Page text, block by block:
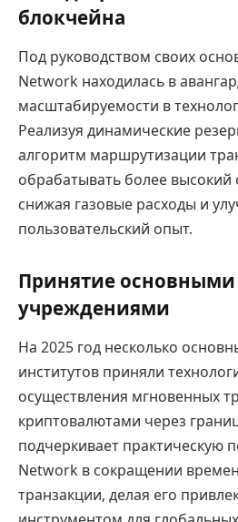
блокчейна
Под руководством своих
Network находилась в
масштабируемости в
Реализуя динамические
алгоритм маршрутизации
обрабатывать более
снижая газовые расходы и
пользовательский опыт.
Принятие
учреждениями
На 2025 год несколько
институтов приняли
осуществления мгновенных
криптовалютами через
подчеркивает практическую
Network в сокращении
транзакции, делая его